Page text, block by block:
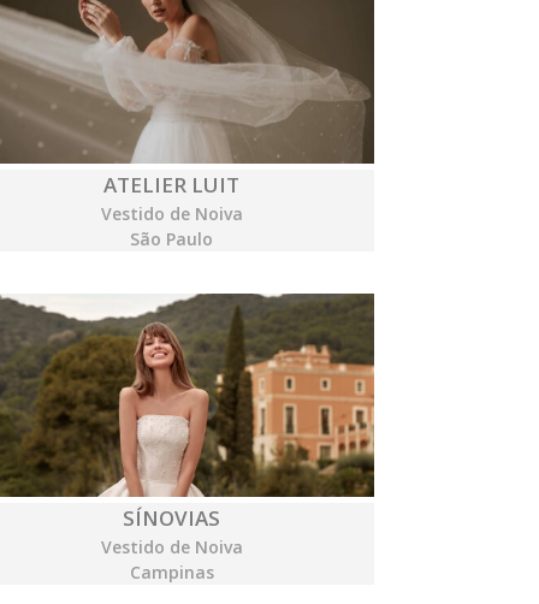
ATELIER LUIT
Vestido de Noiva
São Paulo
SÍNOVIAS
Vestido de Noiva
Campinas